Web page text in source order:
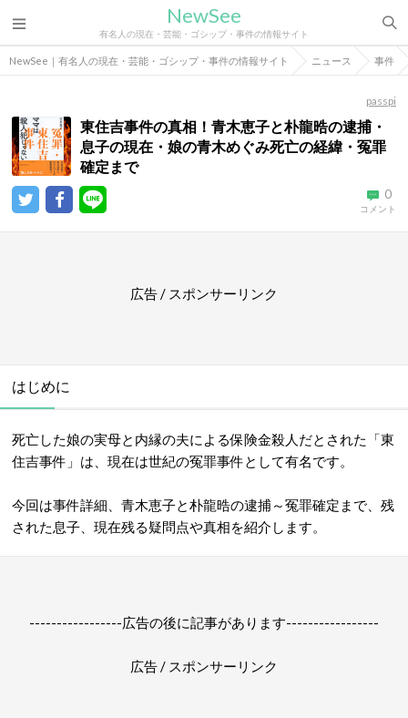
NewSee
有名人の現在・芸能・ゴシップ・事件の情報サイト
NewSee｜有名人の現在・芸能・ゴシップ・事件の情報サイト ニュース 事件
passpi
東住吉事件の真相！青木恵子と朴龍晧の逮捕・
息子の現在・娘の青木めぐみ死亡の経緯・冤罪
確定まで
0
コメント
広告 / スポンサーリンク
はじめに
死亡した娘の実母と内縁の夫による保険金殺人だとされた「東
住吉事件」は、現在は世紀の冤罪事件として有名です。
今回は事件詳細、青木恵子と朴龍晧の逮捕～冤罪確定まで、残
された息子、現在残る疑問点や真相を紹介します。
-----------------広告の後に記事があります-----------------
広告 / スポンサーリンク